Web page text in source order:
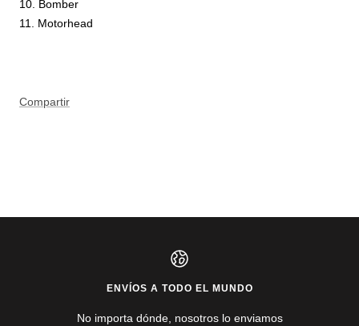
10. Bomber
11. Motorhead
Compartir
ENVÍOS A TODO EL MUNDO
No importa dónde, nosotros lo enviamos